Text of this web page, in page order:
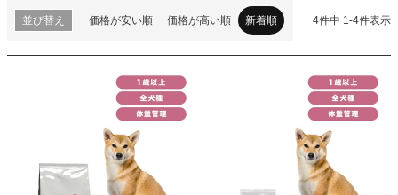
並び替え 価格が安い順 価格が高い順 新着順 4件中 1-4件表示